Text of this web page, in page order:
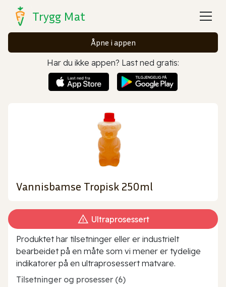
Trygg Mat
Åpne i appen
Har du ikke appen? Last ned gratis:
Vannisbamse Tropisk 250ml
Ultraprosessert
Produktet har tilsetninger eller er industrielt
bearbeidet på en måte som vi mener er tydelige
indikatorer på en ultraprosessert matvare.
Tilsetninger og prosesser (6)